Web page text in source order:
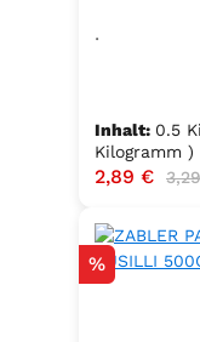
.
Inhalt: 0.5
Kilogramm )
2,89 €
Rabatt
%